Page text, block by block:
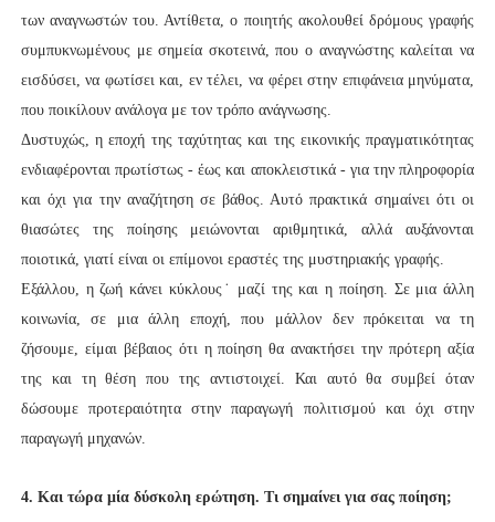
των αναγνωστών του. Αντίθετα, ο ποιητής ακολουθεί δρόμους γραφής
συμπυκνωμένους με σημεία σκοτεινά, που ο αναγνώστης καλείται να
εισδύσει, να φωτίσει και, εν τέλει, να φέρει στην επιφάνεια μηνύματα,
που ποικίλουν ανάλογα με τον τρόπο ανάγνωσης.
Δυστυχώς, η εποχή της ταχύτητας και της εικονικής πραγματικότητας
ενδιαφέρονται πρωτίστως - έως και αποκλειστικά - για την πληροφορία
και όχι για την αναζήτηση σε βάθος. Αυτό πρακτικά σημαίνει ότι οι
θιασώτες της ποίησης μειώνονται αριθμητικά, αλλά αυξάνονται
ποιοτικά, γιατί είναι οι επίμονοι εραστές της μυστηριακής γραφής.
Εξάλλου, η ζωή κάνει κύκλους˙ μαζί της και η ποίηση. Σε μια άλλη
κοινωνία, σε μια άλλη εποχή, που μάλλον δεν πρόκειται να τη
ζήσουμε, είμαι βέβαιος ότι η ποίηση θα ανακτήσει την πρότερη αξία
της και τη θέση που της αντιστοιχεί. Και αυτό θα συμβεί όταν
δώσουμε προτεραιότητα στην παραγωγή πολιτισμού και όχι στην
παραγωγή μηχανών.
4. Και τώρα μία δύσκολη ερώτηση. Τι σημαίνει για σας ποίηση;